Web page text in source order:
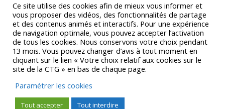
Ce site utilise des cookies afin de mieux vous informer et
vous proposer des vidéos, des fonctionnalités de partage
et des contenus animés et interactifs. Pour une expérience
de navigation optimale, vous pouvez accepter l’activation
de tous les cookies. Nous conservons votre choix pendant
13 mois. Vous pouvez changer d’avis à tout moment en
cliquant sur le lien « Votre choix relatif aux cookies sur le
site de la CTG » en bas de chaque page.
Paramétrer les cookies
Tout accepter Tout interdire